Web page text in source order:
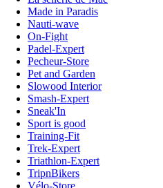
Made in Paradis
Nauti-wave
On-Fight
Padel-Expert
Pecheur-Store
Pet and Garden
Slowood Interior
Smash-Expert
Sneak'In
Sport is good
Training-Fit
Trek-Expert
Triathlon-Expert
TripnBikers